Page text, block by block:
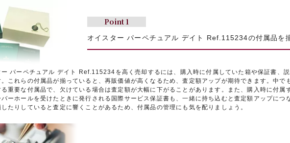
Point 1
オイスター パーペチュアル デイト Ref.115234の付属品を
ー パーペチュアル デイト Ref.115234を高く売却するには、購入時に付属していた箱や保証書、
これらの付属品が揃っていると、再販価値が高くなるため、査定額アップが期待できます。中で
る重要な付属品で、欠けている場合は査定額が大幅に下がることがあります。また、購入時に付属
バーホールを受けたときに発行される国際サービス保証書も、一緒に持ち込むと査定額アップにつ
したりしていると査定に響くことがあるため、付属品の管理にも気を配りましょう。